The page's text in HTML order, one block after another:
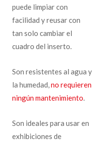
puede limpiar con
facilidad y reusar con
tan solo cambiar el
cuadro del inserto.
Son resistentes al agua y
la humedad,no requieren
ningún mantenimiento.
Son ideales para usar en
exhibiciones de